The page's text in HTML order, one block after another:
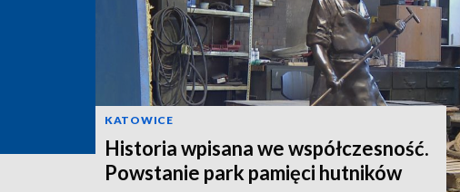
KATOWICE
Historia wpisana we współczesność.
Powstanie park pamięci hutników